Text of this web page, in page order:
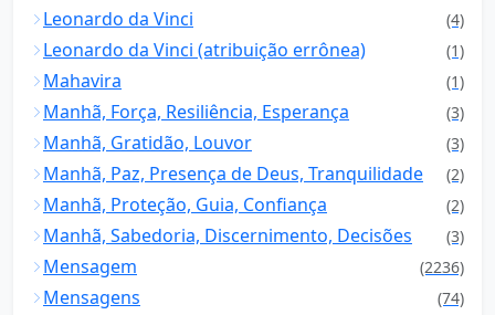
Leonardo da Vinci (4)
Leonardo da Vinci (atribuição errônea) (1)
Mahavira (1)
Manhã, Força, Resiliência, Esperança (3)
Manhã, Gratidão, Louvor (3)
Manhã, Paz, Presença de Deus, Tranquilidade (2)
Manhã, Proteção, Guia, Confiança (2)
Manhã, Sabedoria, Discernimento, Decisões (3)
Mensagem (2236)
Mensagens (74)